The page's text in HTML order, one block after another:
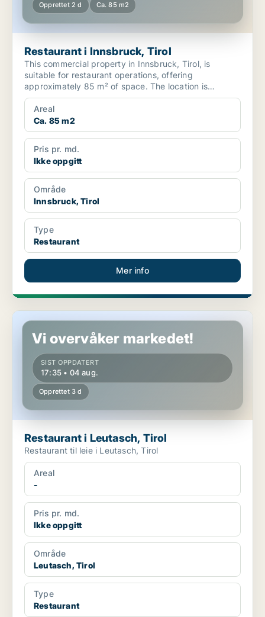
Opprettet 2 d Ca. 85 m2
Restaurant i Innsbruck, Tirol
This commercial property in Innsbruck, Tirol, is
suitable for restaurant operations, offering
approximately 85 m² of space. The location is
characterized by ...
Areal
Ca. 85 m2
Pris pr. md.
Ikke oppgitt
Område
Innsbruck, Tirol
Type
Restaurant
Mer info
Restaurant i Leutasch, Tirol
Vi overvåker markedet!
SIST OPPDATERT
17:35 • 04 aug.
Opprettet 3 d
Restaurant i Leutasch, Tirol
Restaurant til leie i Leutasch, Tirol
Areal
-
Pris pr. md.
Ikke oppgitt
Område
Leutasch, Tirol
Type
Restaurant